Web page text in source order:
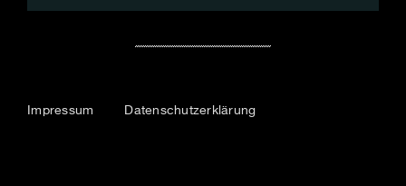
Impressum Datenschutzerklärung